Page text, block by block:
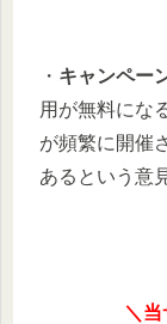
・ キャンペー
用が無料にな
が頻繁に開催
あるという意
＼